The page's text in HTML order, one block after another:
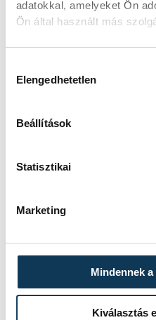
adatokkal, amelyeket Ön
Ön által használt más
Elengedhetetlen
Beállítások
Statisztikai
Marketing
Mindennek
Kiválasztás
A
vereséget
Real